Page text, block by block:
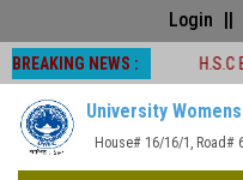
Login
BREAKING NEWS :
বন্ধ H.S.C Board Exam
University
House# 16/16/1, Road#